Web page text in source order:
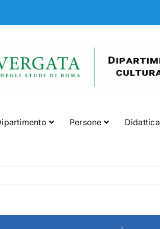
Persone Didattica